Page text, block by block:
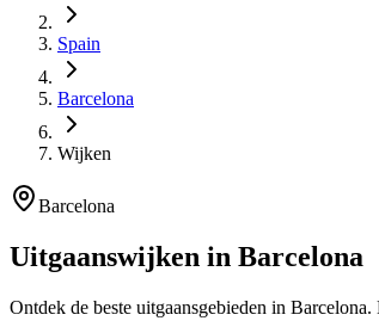
Spain
Barcelona
Wijken
Barcelona
Uitgaanswijken in Barcelona
Ontdek de beste uitgaansgebieden in